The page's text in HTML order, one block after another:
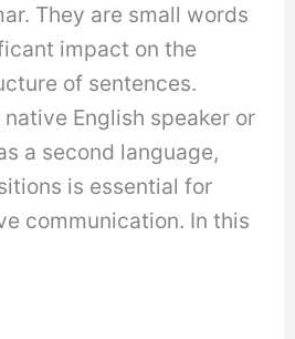
They are small words
impact on the
of sentences.
native English speaker or
a second language,
is essential for
communication. In this